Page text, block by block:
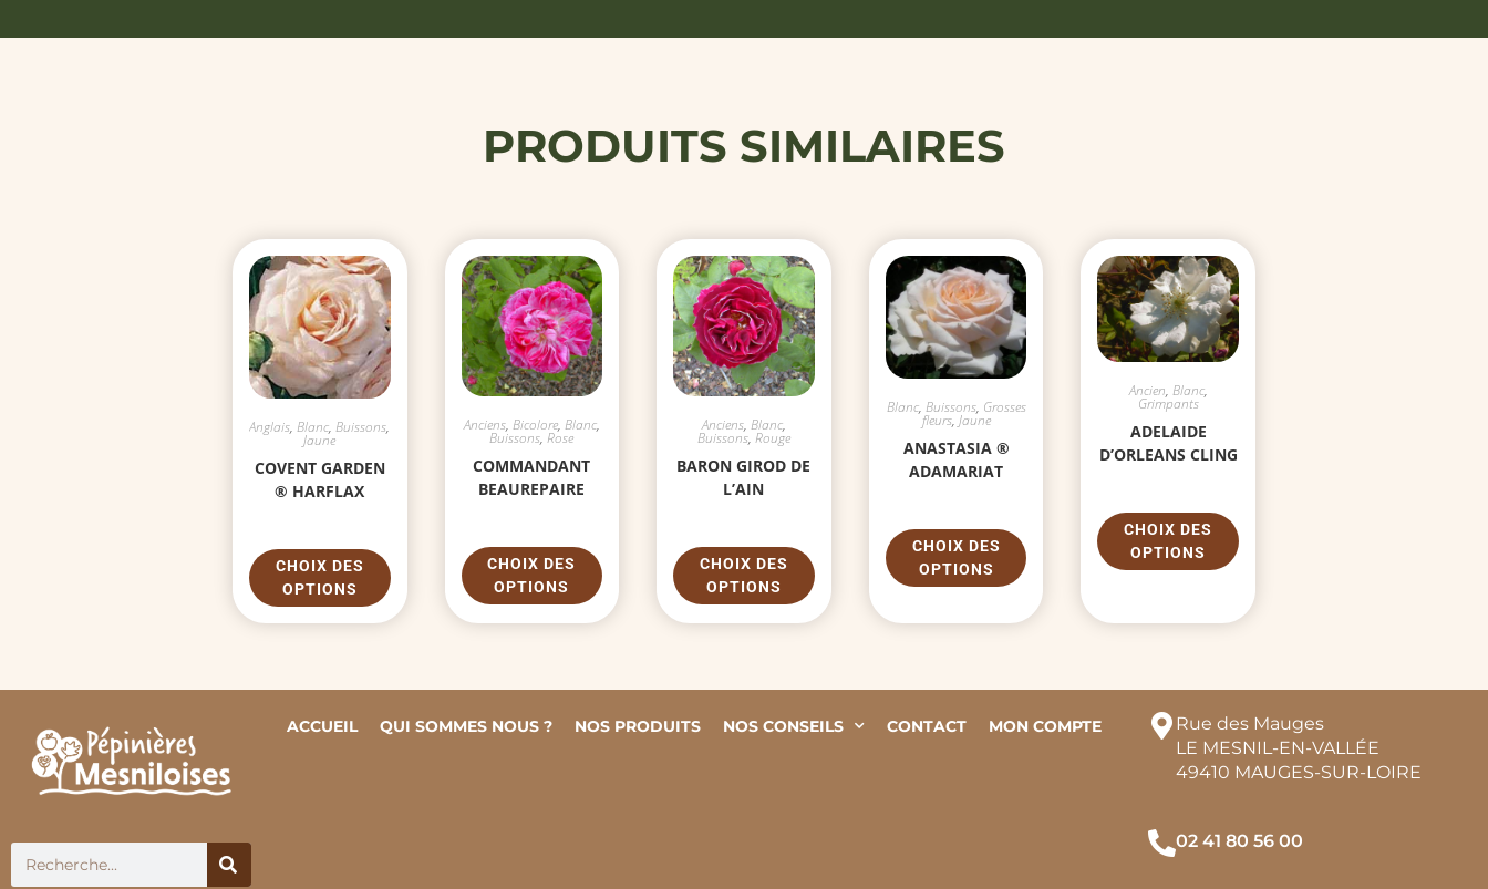
PRODUITS SIMILAIRES
Anglais,Blanc,Buissons,
Jaune
COVENT GARDEN
® HARFLAX
CHOIX DES
OPTIONS
Anciens, Bicolore, Blanc,
Buissons,Rose
COMMANDANT
BEAUREPAIRE
CHOIX DES
OPTIONS
Anciens, Blanc,
Buissons, Rouge
BARON GIROD DE
L’AIN
CHOIX DES
OPTIONS
Blanc, Buissons, Grosses
fleurs, Jaune
ANASTASIA ®
ADAMARIAT
CHOIX DES
OPTIONS
Ancien, Blanc,
Grimpants
ADELAIDE
D’ORLEANS CLING
CHOIX DES
OPTIONS
ACCUEIL QUI SOMMES NOUS ? NOS PRODUITS NOS CONSEILS CONTACT MON COMPTE
Rue des Mauges
LE MESNIL-EN-VALLÉE
49410 MAUGES-SUR-LOIRE
02 41 80 56 00